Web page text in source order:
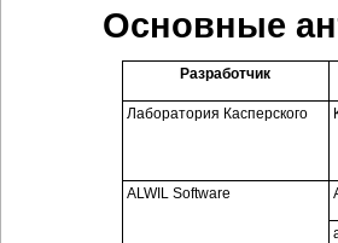
Основные
Разработчик
Лаборатория Касперского
ALWIL Software